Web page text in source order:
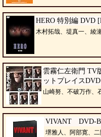
HERO 特別編 DVD
木村拓哉、堤真一、綾
雲霧仁左衛門 TV
ットプレイス
山崎努、不破万作、
VIVANT DVD-
堺雅人、阿部寛、